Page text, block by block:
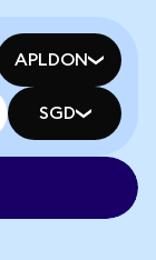
APLDON
SGD